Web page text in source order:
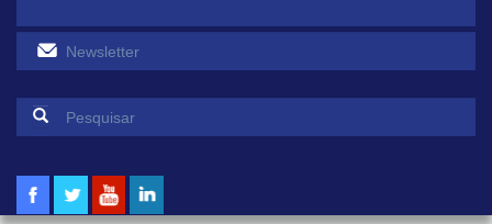
Formulário de pesquisa